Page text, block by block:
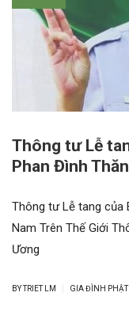
Thông tư Lễ
Phan Đình
Thông tư Lễ tang của
Nam Trên Thế Giới
Ương
BYTRIET LM GIA ĐÌNH PHẬT